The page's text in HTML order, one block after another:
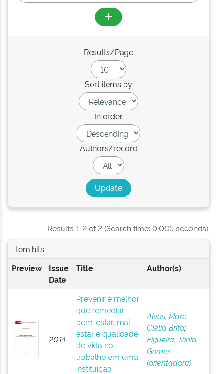
Results/Page
Sort items by
In order
Authors/record
Results 1-2 of 2 (Search time: 0.005 seconds).
Item hits:
Preview
Issue
Date
Title Author(s)
2014
Prevenir é melhor
que remediar:
bem-estar, mal-
estar e qualidade
de vida no
trabalho em uma
instituição
Alves, Mara
Clélia Brito;
Figueira, Tânia
Gomes
(orientadora)